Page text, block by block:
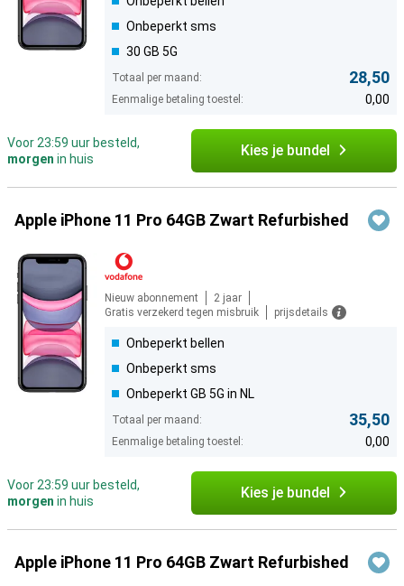
Onbeperkt sms
30 GB 5G
Totaal per maand: 28,50
Eenmalige betaling toestel: 0,00
Voor 23:59 uur besteld,
morgen in huis Kies je bundel
Apple iPhone 11 Pro 64GB Zwart Refurbished
Nieuw abonnement
2 jaar
Gratis verzekerd tegen misbruik
prijsdetails
Onbeperkt bellen
Onbeperkt sms
Onbeperkt GB 5G in NL
Totaal per maand: 35,50
Eenmalige betaling toestel: 0,00
Voor 23:59 uur besteld,
morgen in huis Kies je bundel
Apple iPhone 11 Pro 64GB Zwart Refurbished